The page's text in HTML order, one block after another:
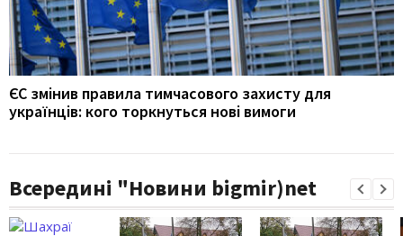
ЄС змінив правила тимчасового захисту для
українців: кого торкнуться нові вимоги
Всередині "Новини bigmir)net